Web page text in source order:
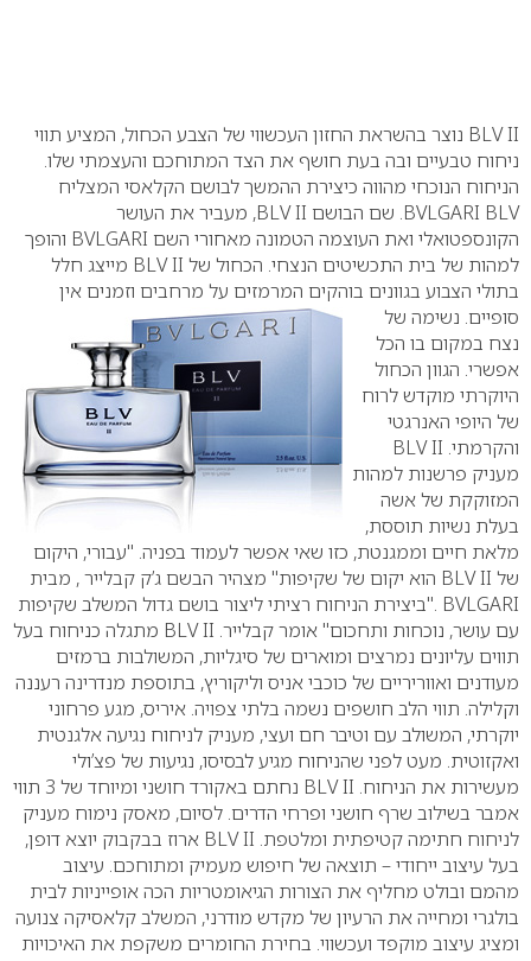
BLV II נוצר בהשראת החזון העכשווי של הצבע הכחול, המציע תווי
ניחוח טבעיים ובה בעת חושף את הצד המתוחכם והעצמתי שלו.
הניחוח הנוכחי מהווה כיצירת ההמשך לבושם הקלאסי המצליח
BVLGARI BLV. שם הבושם BLV II, מעביר את העושר
הקונספטואלי ואת העוצמה הטמונה מאחורי השם BVLGARI והופך
למהות של בית התכשיטים הנצחי. הכחול של BLV II מייצג חלל
בתולי הצבוע בגוונים בוהקים המרמזים על מרחבים וזמנים אין
סופיים. נשימה של
נצח במקום בו הכל
אפשרי. הגוון הכחול
היוקרתי מוקדש לרוח
של היופי האנרגטי
והקרמתי. BLV II
מעניק פרשנות למהות
המזוקקת של אשה
בעלת נשיות תוססת,
מלאת חיים וממגנטת, כזו שאי אפשר לעמוד בפניה. "עבורי, היקום
של BLV II הוא יקום של שקיפות" מצהיר הבשם ג’ק קבלייר , מבית
BVLGARI ."ביצירת הניחוח רציתי ליצור בושם גדול המשלב שקיפות
עם עושר, נוכחות ותחכום" אומר קבלייר. BLV II מתגלה כניחוח בעל
תווים עליונים נמרצים ומוארים של סיגליות, המשולבות ברמזים
מעודנים ואווריריים של כוכבי אניס וליקוריץ, בתוספת מנדרינה רעננה
וקלילה. תווי הלב חושפים נשמה בלתי צפויה. איריס, מגע פרחוני
יוקרתי, המשולב עם וטיבר חם ועצי, מעניק לניחוח נגיעה אלגנטית
ואקזוטית. מעט לפני שהניחוח מגיע לבסיסו, נגיעות של פצ’ולי
מעשירות את הניחוח. BLV II
נחתם באקורד חושני ומיוחד של 3 תווי
אמבר בשילוב שרף חושני ופרחי הדרים. לסיום, מאסק נימוח מעניק
לניחוח חתימה קטיפתית ומלטפת. BLV II ארוז בבקבוק יוצא דופן,
בעל עיצוב ייחודי – תוצאה של חיפוש מעמיק ומתוחכם. עיצוב
מהמם ובולט מחליף את הצורות הגיאומטריות הכה אופייניות לבית
בולגרי ומחייה את הרעיון של מקדש מודרני, המשלב קלאסיקה צנועה
ומציג עיצוב מוקפד ועכשווי. בחירת החומרים משקפת את האיכויות